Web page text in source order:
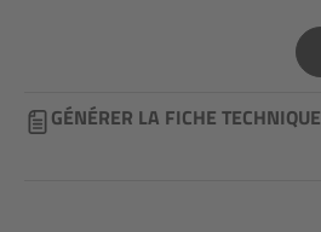
GÉNÉRER LA FICHE TECHNIQUE